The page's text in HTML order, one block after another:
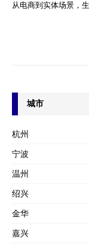
从电商到实体场景，
城市
杭州
宁波
温州
绍兴
金华
嘉兴